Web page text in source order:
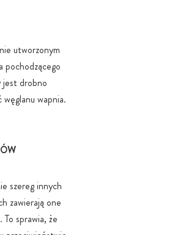
wysyłka: Twoje zamówienie dotrze w
kartonach przeznaczonych do transportu
czystości: Nasze produkty są
magnezu, nanocząsteczek (bez wyjątków
barwników, aromatów oraz
wtedy, gdy jest to absolutnie
utworzonym
pochodzącego
jest drobno
wapnia.
szereg innych
zawierają one
sprawia, że